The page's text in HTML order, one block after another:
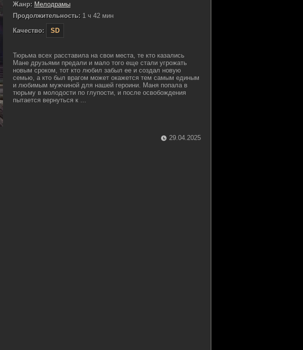
Жанр: Мелодрамы
Продолжительность: 1 ч 42 мин
Качество:
SD
Тюрьма всех расставила на свои места, те кто казались
Мане друзьями предали и мало того еще стали угрожать
новым сроком, тот кто любил забыл ее и создал новую
семью, а кто был врагом может окажется тем самым единым
и любимым мужчиной для нашей героини. Маня попала в
тюрьму в молодости по глупости, и после освобождения
пытается вернуться к ...
29.04.2025